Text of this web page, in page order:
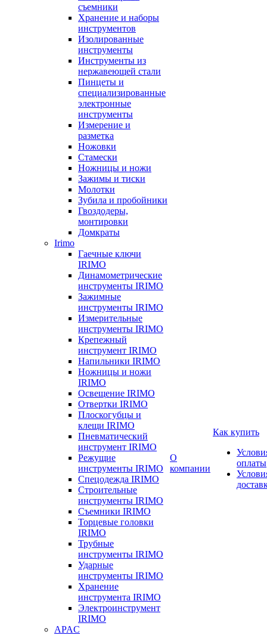
съемники
Хранение и наборы
инструментов
Изолированные
инструменты
Инструменты из
нержавеющей стали
Пинцеты и
специализированные
электронные
инструменты
Измерение и
разметка
Ножовки
Стамески
Ножницы и ножи
Зажимы и тиски
Молотки
Зубила и пробойники
Гвоздодеры,
монтировки
Домкраты
Irimo
Гаечные ключи
IRIMO
Динамометрические
инструменты IRIMO
Зажимные
инструменты IRIMO
Измерительные
инструменты IRIMO
Крепежный
инструмент IRIMO
Напильники IRIMO
Ножницы и ножи
IRIMO
Освещение IRIMO
Отвертки IRIMO
Плоскогубцы и
клещи IRIMO
Пневматический
инструмент IRIMO
Режущие
инструменты IRIMO
Спецодежда IRIMO
Строительные
инструменты IRIMO
Съемники IRIMO
Торцевые головки
IRIMO
Трубные
инструменты IRIMO
Ударные
инструменты IRIMO
Хранение
инструмента IRIMO
Электроинструмент
IRIMO
APAC
О
компании
Как купить
оплаты